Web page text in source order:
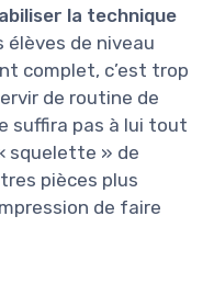
la technique
élèves de niveau
complet, c’est trop
de routine de
suffira pas à lui tout
squelette » de
pièces plus
de faire